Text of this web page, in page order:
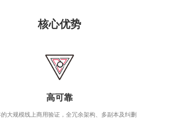
核心优势
高可靠
大规模线上商用验证，全冗余架构、多副本及纠删